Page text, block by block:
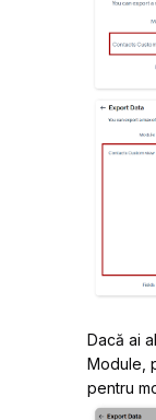
Dacă ai
Module,
pentru